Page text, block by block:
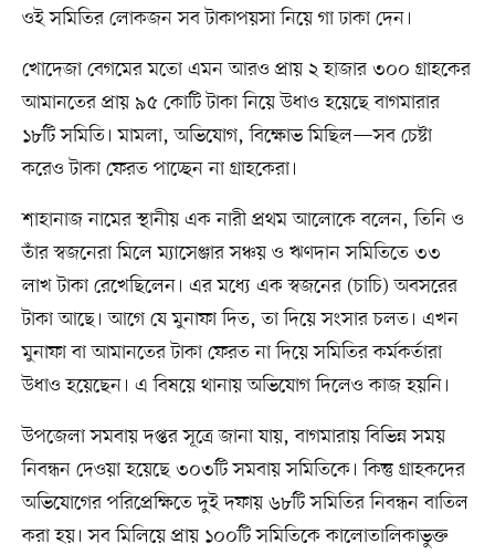
ওই সমিতির লোকজন সব টাকাপয়সা নিয়ে গা ঢাকা দেন।
খোদেজা বেগমের মতো এমন আরও প্রায় ২ হাজার ৩০০ গ্রাহকের
আমানতের প্রায় ৯৫ কোটি টাকা নিয়ে উধাও হয়েছে বাগমারার
১৮টি সমিতি। মামলা, অভিযোগ, বিক্ষোভ মিছিল—সব চেষ্টা
করেও টাকা ফেরত পাচ্ছেন না গ্রাহকেরা।
শাহানাজ নামের স্থানীয় এক নারী প্রথম আলোকে বলেন, তিনি ও
তাঁর স্বজনেরা মিলে ম্যাসেঞ্জার সঞ্চয় ও ঋণদান সমিতিতে ৩৩
লাখ টাকা রেখেছিলেন। এর মধ্যে এক স্বজনের (চাচি) অবসরের
টাকা আছে। আগে যে মুনাফা দিত, তা দিয়ে সংসার চলত। এখন
মুনাফা বা আমানতের টাকা ফেরত না দিয়ে সমিতির কর্মকর্তারা
উধাও হয়েছেন। এ বিষয়ে থানায় অভিযোগ দিলেও কাজ হয়নি।
উপজেলা সমবায় দপ্তর সূত্রে জানা যায়, বাগমারায় বিভিন্ন সময়
নিবন্ধন দেওয়া হয়েছে ৩০৩টি সমবায় সমিতিকে। কিন্তু গ্রাহকদের
অভিযোগের পরিপ্রেক্ষিতে দুই দফায় ৬৮টি সমিতির নিবন্ধন বাতিল
করা হয়। সব মিলিয়ে প্রায় ১০০টি সমিতিকে কালোতালিকাভুক্ত